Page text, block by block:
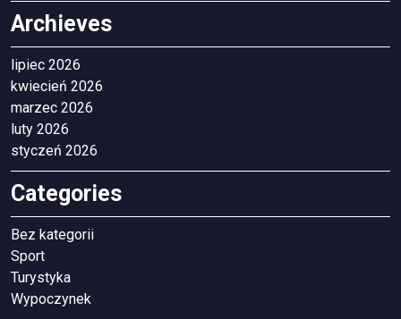
Archieves
lipiec 2026
kwiecień 2026
marzec 2026
luty 2026
styczeń 2026
Categories
Bez kategorii
Sport
Turystyka
Wypoczynek